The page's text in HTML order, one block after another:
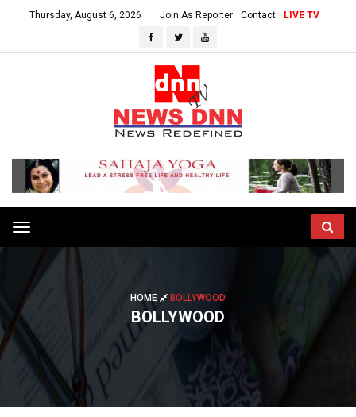
Thursday, August 6, 2026 Join As Reporter Contact LIVE TV
Toggle
navigation
HOME BOLLYWOOD
BOLLYWOOD